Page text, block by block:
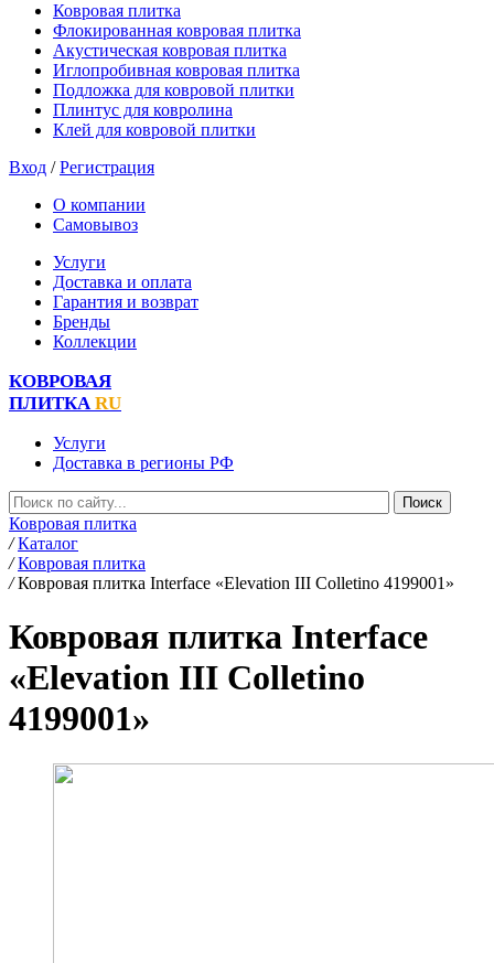
Ковровая плитка
Флокированная ковровая плитка
Акустическая ковровая плитка
Иглопробивная ковровая плитка
Подложка для ковровой плитки
Плинтус для ковролина
Клей для ковровой плитки
Вход /Регистрация
О компании
Самовывоз
Услуги
Доставка и оплата
Гарантия и возврат
Бренды
Коллекции
КОВРОВАЯ
ПЛИТКА RU
Услуги
Доставка в регионы РФ
Ковровая плитка
/ Каталог
/ Ковровая плитка
/ Ковровая плитка Interface «Elevation III Colletino 4199001»
Ковровая плитка Interface
«Elevation III Colletino
4199001»